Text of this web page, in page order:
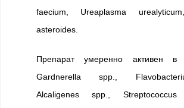
faecium, Ureaplasma
asteroides.
Препарат умеренно активен в
Gardnerella spp.,
Alcaligenes spp., Streptococcus